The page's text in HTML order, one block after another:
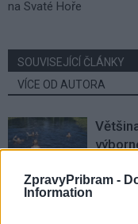
ZpravyPribram -
Information
na Svaté Hoře
SOUVISEJÍCÍ ČLÁNKY
VÍCE OD AUTORA